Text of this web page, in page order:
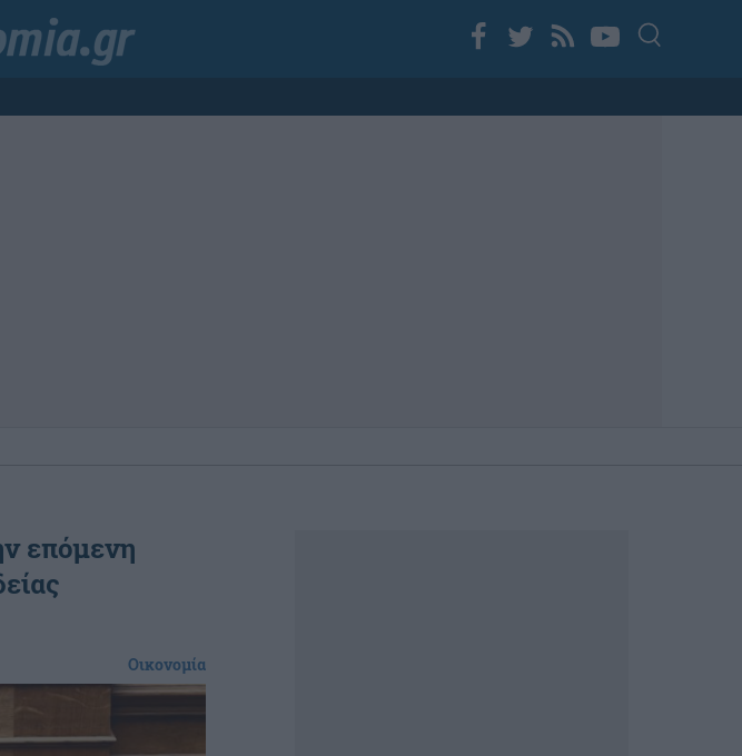
επόμενη
Οικονομία